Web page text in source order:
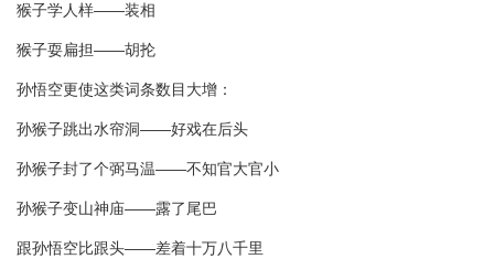
猴子学人样――装相
猴子耍扁担――胡抡
孙悟空更使这类词条数目大增：
孙猴子跳出水帘洞――好戏在后头
孙猴子封了个弼马温――不知官大官小
孙猴子变山神庙――露了尾巴
跟孙悟空比跟头――差着十万八千里